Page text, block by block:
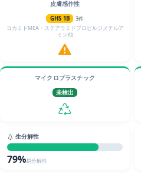
皮膚感作性
GHS 1B
3件
コカミドMEA・ステアラミドプロピルジメチルア
ミン他
マイクロプラスチック
未検出
生分解性
79%易分解性